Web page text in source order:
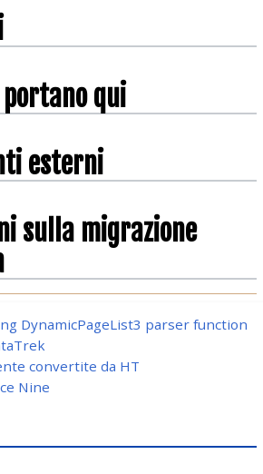
portano qui
esterni
sulla migrazione
DynamicPageList3 parser function
convertite da HT
Nine